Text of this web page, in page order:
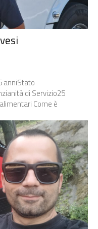
anniStato
di Servizio25
Come è